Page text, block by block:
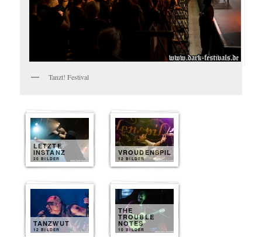
Tanzt! Festival
LETZTE
INSTANZ
20 BILDER
VROUDENSPIL
12 BILDER
TANZWUT
12 BILDER
THE
TROUBLE
NOTES
10 BILDER